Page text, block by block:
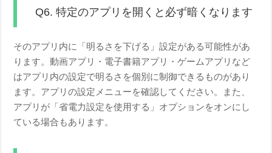
Q6. 特定のアプリを開くと必ず暗くなります
そのアプリ内に「明るさを下げる」設定がある可能性があ
ります。動画アプリ・電子書籍アプリ・ゲームアプリなど
はアプリ内の設定で明るさを個別に制御できるものがあり
ます。アプリの設定メニューを確認してください。また、
アプリが「省電力設定を使用する」オプションをオンにし
ている場合もあります。